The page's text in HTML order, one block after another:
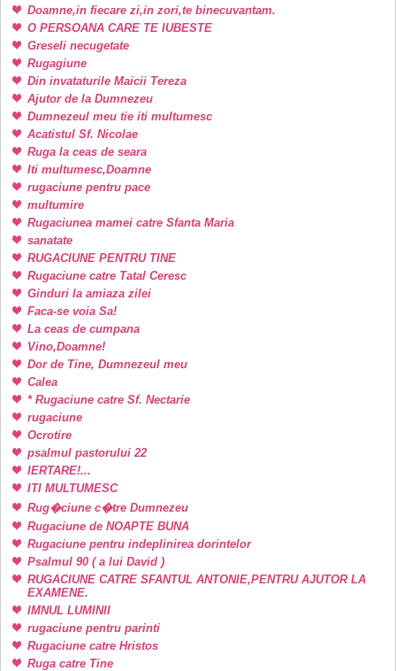
Doamne,in fiecare zi,in zori,te binecuvantam.
O PERSOANA CARE TE IUBESTE
Greseli necugetate
Rugagiune
Din invataturile Maicii Tereza
Ajutor de la Dumnezeu
Dumnezeul meu tie iti multumesc
Acatistul Sf. Nicolae
Ruga la ceas de seara
Iti multumesc,Doamne
rugaciune pentru pace
multumire
Rugaciunea mamei catre Sfanta Maria
sanatate
RUGACIUNE PENTRU TINE
Rugaciune catre Tatal Ceresc
Ginduri la amiaza zilei
Faca-se voia Sa!
La ceas de cumpana
Vino,Doamne!
Dor de Tine, Dumnezeul meu
Calea
* Rugaciune catre Sf. Nectarie
rugaciune
Ocrotire
psalmul pastorului 22
IERTARE!...
ITI MULTUMESC
Rug�ciune c�tre Dumnezeu
Rugaciune de NOAPTE BUNA
Rugaciune pentru indeplinirea dorintelor
Psalmul 90 ( a lui David )
RUGACIUNE CATRE SFANTUL ANTONIE,PENTRU AJUTOR LA
EXAMENE.
IMNUL LUMINII
rugaciune pentru parinti
Rugaciune catre Hristos
Ruga catre Tine